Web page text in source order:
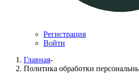
Регистрация
Войти
Главная-
Политика обработки